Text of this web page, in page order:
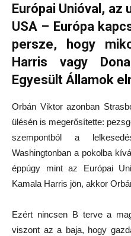
Európai Unióval, az
USA – Európa
persze, hogy
Harris vagy
Egyesült Államok
Orbán Viktor azonban
ülésén is megerősítette:
szempontból a
Washingtonban a pokolba
éppúgy mint az Európai
Kamala Harris jön, akkor
Ezért nincsen B terve a
viszont az a baja, hogy